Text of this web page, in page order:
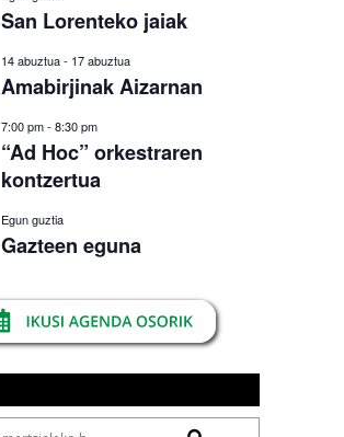
San Lorenteko jaiak
14 abuztua- 17 abuztua
Amabirjinak Aizarnan
7:00 pm- 8:30 pm
“Ad Hoc” orkestraren
kontzertua
Egun guztia
Gazteen eguna